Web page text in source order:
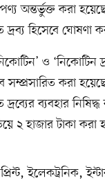
অন্তর্ভুক্ত করা
দ্রব্য হিসেবে ঘোষণা
ও
সম্প্রসারিত করা
দ্রব্যের ব্যবহার
২ হাজার টাকা করা
ইলেকট্রনিক,